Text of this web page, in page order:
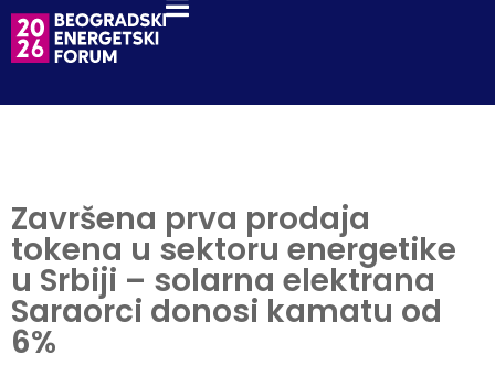
Završena prva prodaja
tokena u sektoru energetike
u Srbiji – solarna elektrana
Saraorci donosi kamatu od
6%